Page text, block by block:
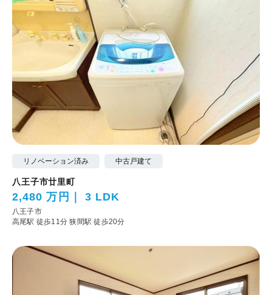
リノベーション済み 中古戸建て
八王子市廿里町
2,480 万円 3 LDK
八王子市
高尾駅 徒歩11分狭間駅 徒歩20分